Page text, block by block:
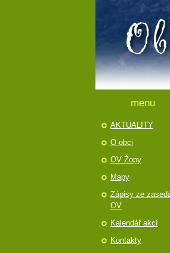
menu
AKTUALITY
O obci
OV Žopy
Mapy
Zápisy ze
OV
Kalendář akcí
Kontakty